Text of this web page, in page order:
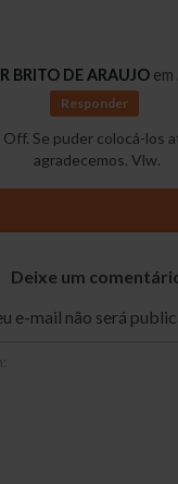
BRITO DE ARAUJOem
Responder
Se puder colocá-los
agradecemos. Vlw.
Deixe um
e-mail não será